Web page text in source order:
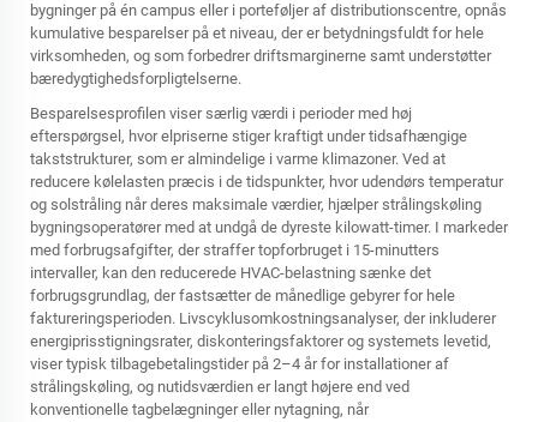
bygninger på én campus eller i porteføljer af distributionscentre, opnås
kumulative besparelser på et niveau, der er betydningsfuldt for hele
virksomheden, og som forbedrer driftsmarginerne samt understøtter
bæredygtighedsforpligtelserne.
Besparelsesprofilen viser særlig værdi i perioder med høj
efterspørgsel, hvor elpriserne stiger kraftigt under tidsafhængige
takststrukturer, som er almindelige i varme klimazoner. Ved at
reducere kølelasten præcis i de tidspunkter, hvor udendørs temperatur
og solstråling når deres maksimale værdier, hjælper strålingskøling
bygningsoperatører med at undgå de dyreste kilowatt-timer. I markeder
med forbrugsafgifter, der straffer topforbruget i 15-minutters
intervaller, kan den reducerede HVAC-belastning sænke det
forbrugsgrundlag, der fastsætter de månedlige gebyrer for hele
faktureringsperioden. Livscyklusomkostningsanalyser, der inkluderer
energiprisstigningsrater, diskonteringsfaktorer og systemets levetid,
viser typisk tilbagebetalingstider på 2–4 år for installationer af
strålingskøling, og nutidsværdien er langt højere end ved
konventionelle tagbelægninger eller nytagning, når